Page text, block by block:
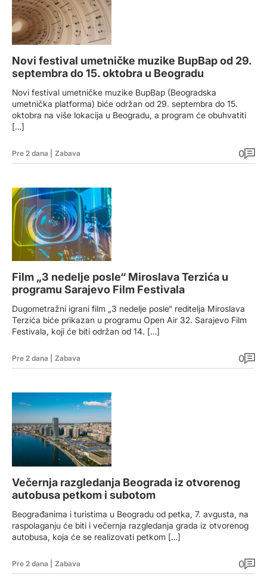
Novi festival umetničke muzike BupBap od 29.
septembra do 15. oktobra u Beogradu
Novi festival umetničke muzike BupBap (Beogradska
umetnička platforma) biće održan od 29. septembra do 15.
oktobra na više lokacija u Beogradu, a program će obuhvatiti
[…]
Pre 2 dana Zabava 0
Film „3 nedelje posle“ Miroslava Terzića u
programu Sarajevo Film Festivala
Dugometražni igrani film „3 nedelje posle“ reditelja Miroslava
Terzića biće prikazan u programu Open Air 32. Sarajevo Film
Festivala, koji će biti održan od 14. […]
Pre 2 dana Zabava 0
Večernja razgledanja Beograda iz otvorenog
autobusa petkom i subotom
Beograđanima i turistima u Beogradu od petka, 7. avgusta, na
raspolaganju će biti i večernja razgledanja grada iz otvorenog
autobusa, koja će se realizovati petkom […]
Pre 2 dana Zabava 0